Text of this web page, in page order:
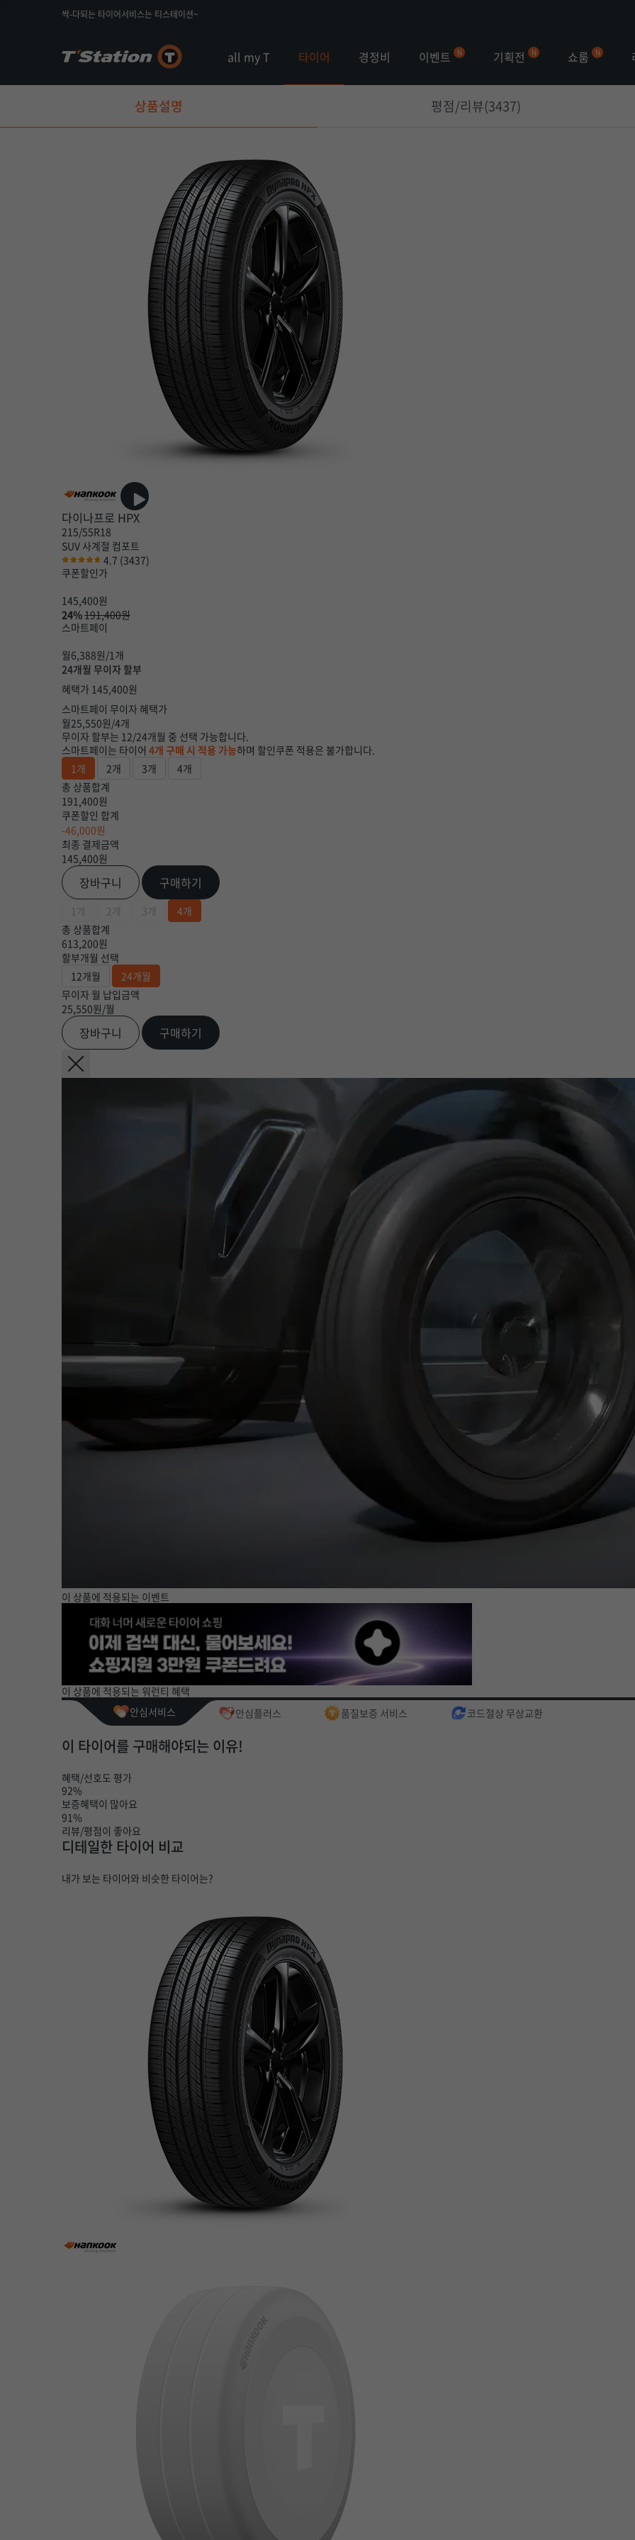
싹-다되는 타이어서비스는 티스테이션~
all my T 타이어 경정비 이벤트 기획전 쇼룸
상품설명 평점/리뷰(3437)
다이나프로 HPX
215/55R18
SUV 사계절 컴포트
4.7 (3437)
쿠폰할인가
145,400원
24%191,400원
스마트페이
월6,388원/1개
24개월 무이자 할부
혜택가 145,400원
스마트페이 무이자 혜택가
월25,550원/4개
무이자 할부는 12/24개월 중 선택 가능합니다.
스마트페이는 타이어 4개 구매 시 적용 가능하며 할인쿠폰 적용은 불가합니다.
1개
2개 3개
4개
총 상품합계
191,400원
쿠폰할인 합계
-46,000원
최종 결제금액
145,400원
장바구니 구매하기
1개 2개 3개
4개
총 상품합계
613,200원
할부개월 선택
12개월
24개월
무이자 월 납입금액
25,550원/월
장바구니 구매하기
이 상품에 적용되는 이벤트
이 상품에 적용되는 워런티 혜택
안심서비스
안심플러스 품질보증 서비스 코드절상 무상교환
이 타이어를 구매해야되는 이유!
혜택/선호도 평가
92%
보증혜택이 많아요
91%
리뷰/평점이 좋아요
디테일한 타이어 비교
내가 보는 타이어와 비슷한 타이어는?